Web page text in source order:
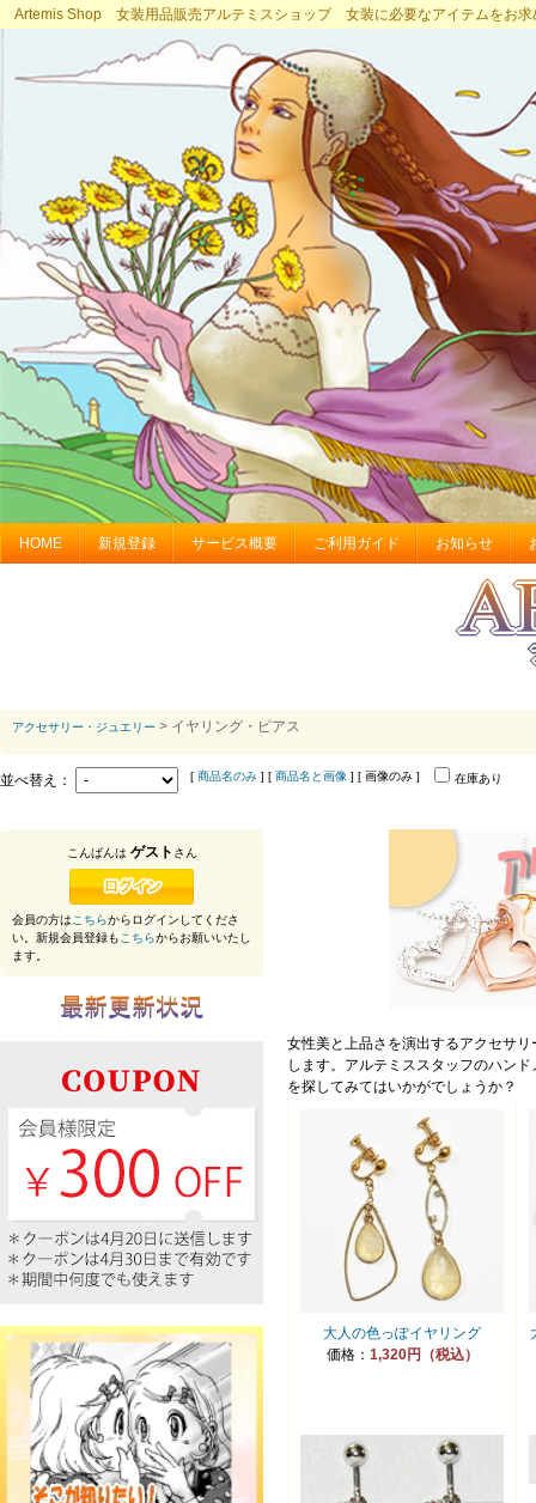
Artemis Shop 女装用品販売アルテミスショップ 女装に必要なアイテムをお求
HOME 新規登録 サービス概要 ご利用ガイド お知らせ
アクセサリー・ジュエリー > イヤリング・ピアス
並べ替え： [ 商品名のみ ] [ 商品名と画像 ] [ 画像のみ ] 在庫あり
女性美と上品さを演出するアクセサ
します。アルテミススタッフのハン
を探してみてはいかがでしょうか？
大人の色っぽイヤリング
価格： 1,320円（税込）
こんばんは ゲスト さん
会員の方はこちらからログインしてくださ
い。新規会員登録もこちらからお願いいたし
ます。